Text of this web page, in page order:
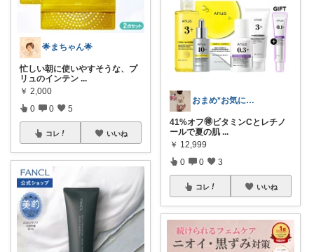
🌟まちゃん🌟
忙しい朝に使いやすそうな、プ
リュのインテン ...
￥ 2,000
0 0 5
コレ いいね
おまめ*お気に入り+おすすめのモノたち✨
41%オフ🉐ビタミンCとレチノ
ールで夏の肌 ...
￥ 12,999
0 0 3
コレ いいね